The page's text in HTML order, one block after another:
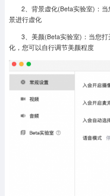
2、背景虚化(Beta实验室)：
景进行虚化
3、美颜(Beta实验室)：当您
化，您可以自行调节美颜程度